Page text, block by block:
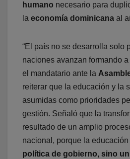
humano necesario para
la economía dominicana al
“El país no se desarrolla solo
naciones avanzan formando
el mandatario ante la
reiterar que la educación y la
asumidas como prioridades
gestión. Señaló que la
resultado de un amplio
nacional, porque la educación
política de gobierno, sino